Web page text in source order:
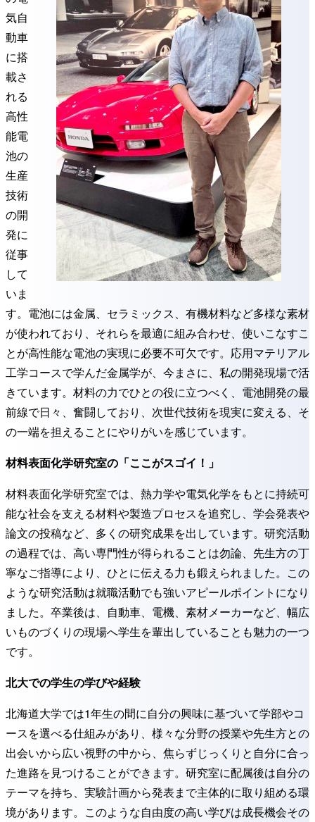
気自
動車
に搭
載さ
れる
高性
能電
池の
生産
技術
の開
発に
従事
して
いま
す。電池には金属、セラミックス、有機材料など多様な素材
が使われており、それらを最適に組み合わせ、使いこなすこ
とが高性能な電池の実現に必要不可欠です。応用マテリアル
工学コースで学んだ金属学が、今まさに、私の開発現場で活
きています。材料の力でひとの役に立つべく、電池開発の最
前線で日々、奮闘しており、次世代技術を現実に変える、そ
の一端を担えることにやりがいを感じています。
材料表面化学研究室の「ここがスゴイ！」
材料表面化学研究室では、熱力学や電気化学をもとに持続可
能な社会を支える材料や製造プロセスを追究し、学会発表や
論文の投稿など、多くの研究成果を出しています。研究活動
の過程では、高い専門性が得られることは勿論、先生方の丁
寧なご指導により、ひとに伝える力も鍛えられました。この
ような研究活動は就職活動でも強いアピールポイントになり
ました。卒業後は、自動車、電機、素材メーカーなど、幅広
いものづくりの現場へ学生を輩出していることも魅力の一つ
です。
北大での学生の学びや経験
北海道大学では1年生の間に自分の興味に基づいて学部やコ
ースを選べる仕組みがあり、様々な分野の授業や先生方との
出会いから広い視野の中から、焦らずじっくりと自分に合っ
た進路を見つけることができます。研究室に配属後は自分の
テーマを持ち、実験計画から発表まで主体的に取り組める環
境があります。このような自由度の高い学びは成長機会その